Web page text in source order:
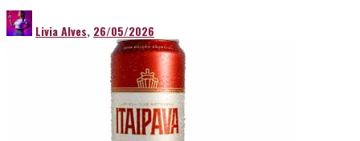
Livia Alves, 26/05/2026